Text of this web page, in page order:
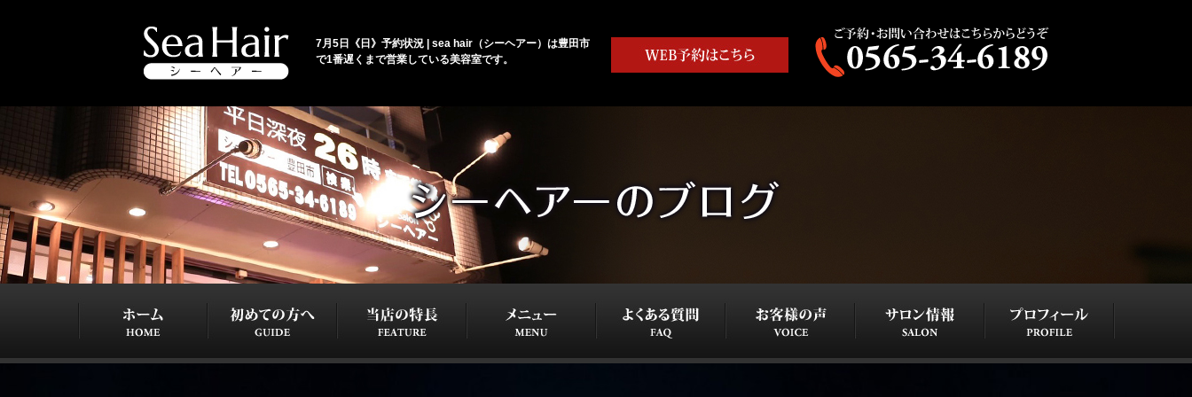
7月5日《日》予約状況 | sea hair（シーヘアー）は豊田市
で1番遅くまで営業している美容室です。